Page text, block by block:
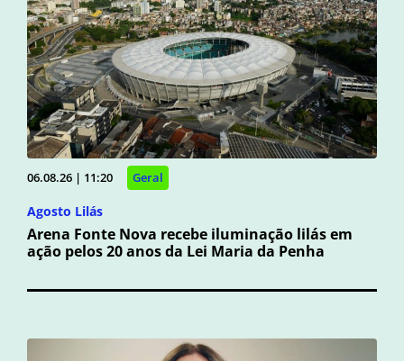
06.08.26 | 11:20 Geral
Agosto Lilás
Arena Fonte Nova recebe iluminação lilás em
ação pelos 20 anos da Lei Maria da Penha